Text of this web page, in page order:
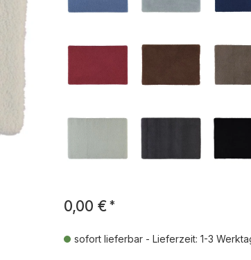
0,00 € *
sofort lieferbar - Lieferzeit: 1-3